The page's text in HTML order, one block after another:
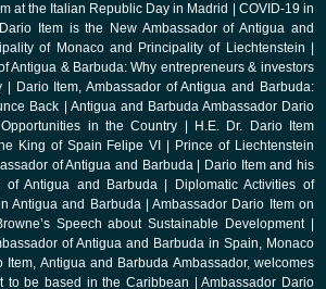
at the Italian Republic Day in Madrid
COVID-19 in
Dario Item is the New Ambassador of Antigua and
of Monaco and Principality of Liechtenstein
Antigua & Barbuda: Why entrepreneurs & investors
Dario Item, Ambassador of Antigua and Barbuda:
Back
Antigua and Barbuda Ambassador Dario
in the Country
H.E. Dr. Dario Item
King of Spain Felipe VI
Prince of Liechtenstein
of Antigua and Barbuda|
Dario Item and his
of Antigua and Barbuda|
Diplomatic Activities of
Antigua and Barbuda|Ambassador Dario Item on
Speech about Sustainable Development|
of Antigua and Barbuda in Spain, Monaco
Item, Antigua and Barbuda Ambassador, welcomes
to be based in the Caribbean |Ambassador Dario